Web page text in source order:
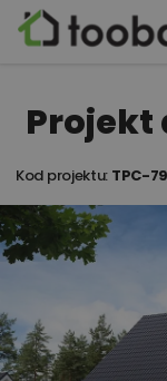
Projekt
Kod projektu: TPC-